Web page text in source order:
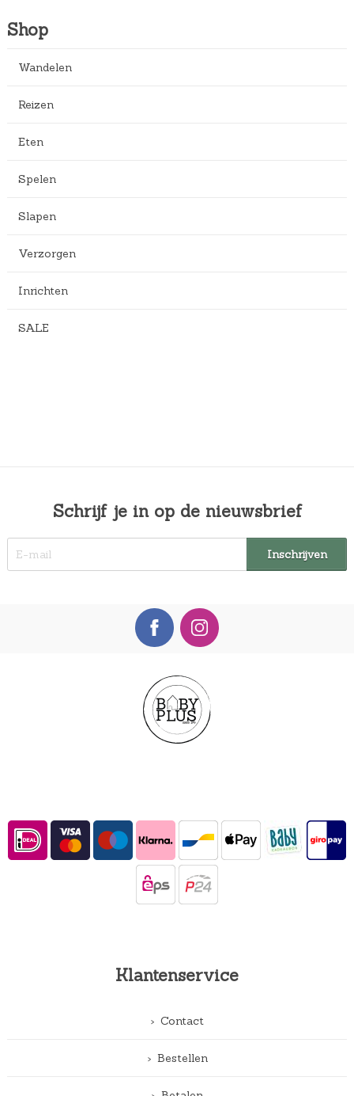
Shop
Wandelen
Reizen
Eten
Spelen
Slapen
Verzorgen
Inrichten
SALE
Schrijf je in op de nieuwsbrief
Klantenservice
Contact
Bestellen